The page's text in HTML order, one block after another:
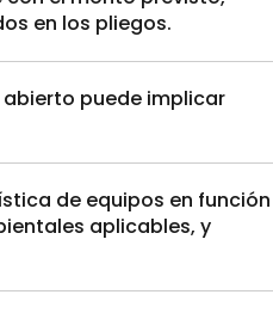
en los pliegos.
puede implicar
de equipos en función
aplicables, y